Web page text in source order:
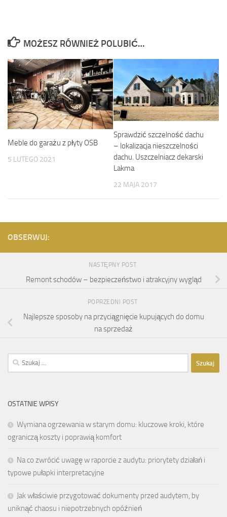
MOŻESZ RÓWNIEŻ POLUBIĆ…
Meble do garażu z płyty OSB
5 LUTEGO 2021
Sprawdzić szczelność dachu
– lokalizacja nieszczelności
dachu. Uszczelniacz dekarski
Lakma
22 MAJA 2017
OBSERWUJ:
NASTĘPNY POST
Remont schodów – bezpieczeństwo i atrakcyjny wygląd
POPRZEDNI POST
Najlepsze sposoby na przyciągnięcie kupujących do domu
na sprzedaż
Szukaj:
OSTATNIE WPISY
Wymiana ogrzewania w starym domu: kluczowe kroki, które
ograniczą koszty i poprawią komfort
Na co zwrócić uwagę w raporcie z audytu: priorytety działań i
typowe pułapki interpretacyjne
Jak właściwie przygotować dokumenty przed audytem, by
uniknąć chaosu i niepotrzebnych opóźnień